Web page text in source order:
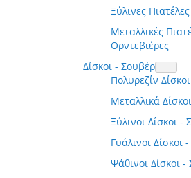
Ξύλινες
Μεταλλικές
Ορντεβιέρες
Δίσκοι - Σουβέρ
Πολυρεζίν
Μεταλλικά
Ξύλινοι Δίσκοι -
Γυάλινοι Δίσκοι
Ψάθινοι Δίσκοι